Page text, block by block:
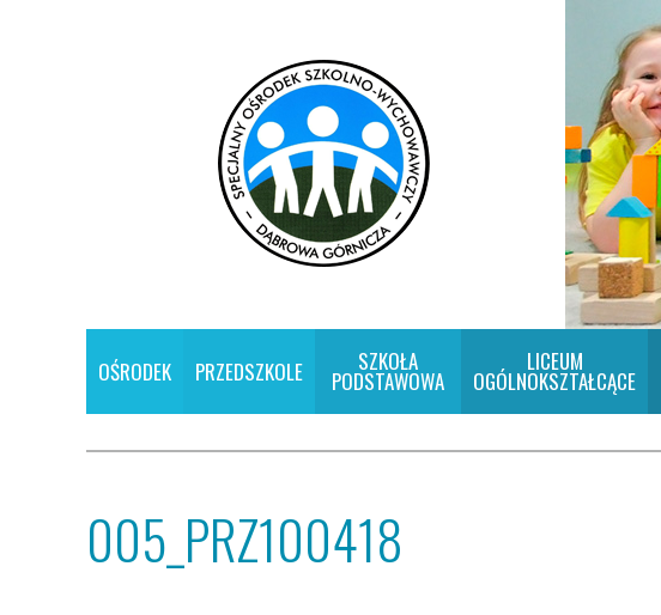
OŚRODEK PRZEDSZKOLE SZKOŁA
PODSTAWOWA
LICEUM
OGÓLNOKSZTAŁCĄCE
005_PRZ100418